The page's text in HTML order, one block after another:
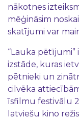
nākotnes
mēģināsim
skatījumi var
“Lauka pētījumi”
izstāde, kuras
pētnieki un
cilvēka
īsfilmu festivālu
latviešu kino